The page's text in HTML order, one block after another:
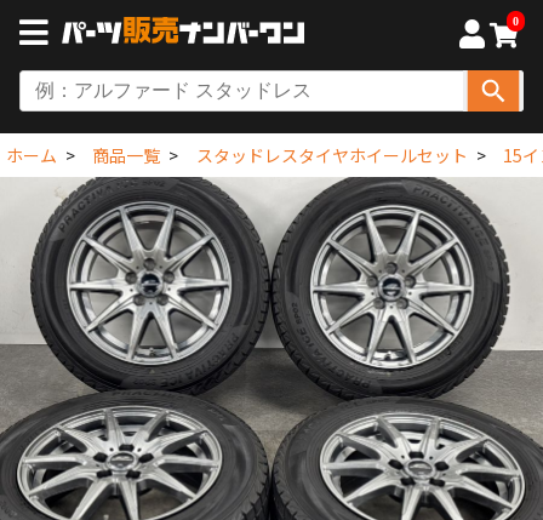
0
ホーム 商品一覧 スタッドレスタイヤホイールセット 15